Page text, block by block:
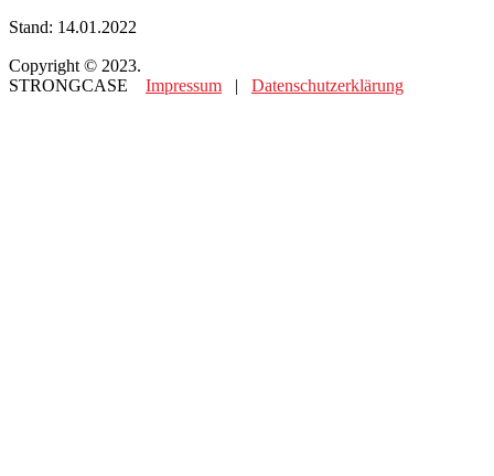
Stand: 14.01.2022
Copyright © 2023.
STRONGCASE Impressum | Datenschutzerklärung